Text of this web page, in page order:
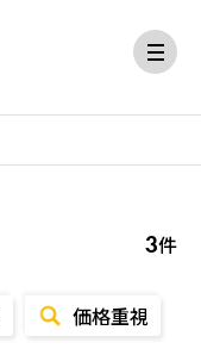
3件
価格重視